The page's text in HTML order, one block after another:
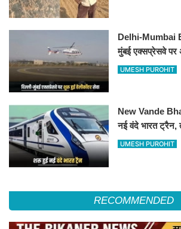
Delhi-Mumbai
मुंबई एक्सप्रेसवे पर
हेलीकॉप्टर सर्विस
UMESH PUROHIT
New Vande
नई वंदे भारत ट्रैन,
का सफर होगा
UMESH PUROHIT
RECOMMENDED